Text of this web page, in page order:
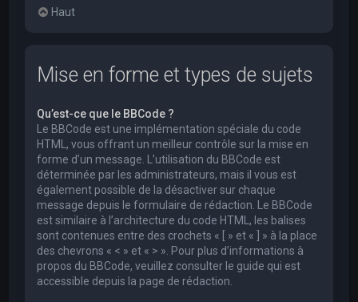
Haut
Mise en forme et types de sujets
Qu’est-ce que le BBCode ?
Le BBCode est une implémentation spéciale du code
HTML, vous offrant un meilleur contrôle sur la mise en
forme d’un message. L’utilisation du BBCode est
déterminée par les administrateurs, mais il vous est
également possible de la désactiver sur chaque
message depuis le formulaire de rédaction. Le BBCode
est similaire à l’architecture du code HTML, les balises
sont contenues entre des crochets « [ » et « ] » à la place
des chevrons « < » et « > ». Pour plus d’informations à
propos du BBCode, veuillez consulter le guide qui est
accessible depuis la page de rédaction.